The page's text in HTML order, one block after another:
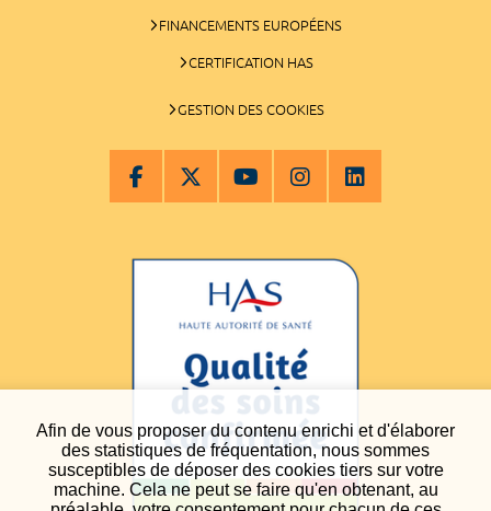
Afin de vous proposer du contenu enrichi et d'élaborer
des statistiques de fréquentation, nous sommes
susceptibles de déposer des cookies tiers sur votre
machine. Cela ne peut se faire qu'en obtenant, au
FINANCEMENTS EUROPÉENS
CERTIFICATION HAS
GESTION DES COOKIES